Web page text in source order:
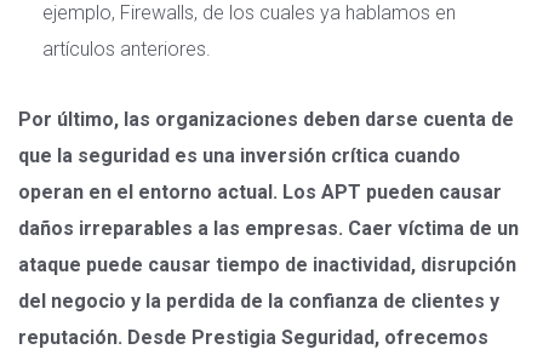
ejemplo, Firewalls, de los cuales ya hablamos en
artículos anteriores.
Por último, las organizaciones deben darse cuenta de
que la seguridad es una inversión crítica cuando
operan en el entorno actual. Los APT pueden causar
daños irreparables a las empresas. Caer víctima de un
ataque puede causar tiempo de inactividad, disrupción
del negocio y la perdida de la confianza de clientes y
reputación. Desde Prestigia Seguridad, ofrecemos